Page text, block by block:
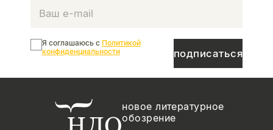
подписаться
Я соглашаюсь с Политикой
конфиденциальности
новое литературное
обозрение